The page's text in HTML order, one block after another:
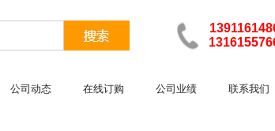
公司动态 在线订购 公司业绩 联系我们